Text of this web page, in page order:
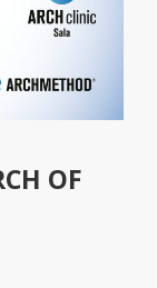
OF